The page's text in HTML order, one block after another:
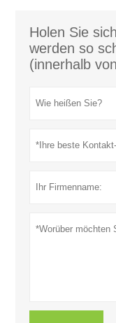
Holen Sie
werden so
(innerhalb